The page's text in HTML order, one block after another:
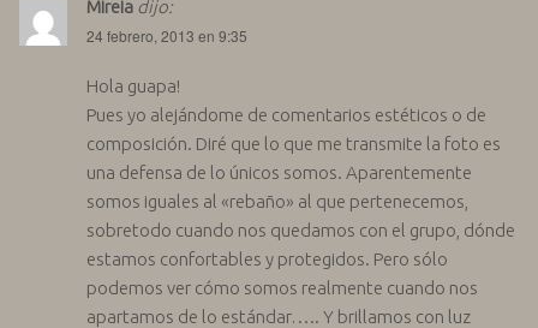
Mireia dijo:
24 febrero, 2013 en 9:35
Hola guapa!
Pues yo alejándome de comentarios estéticos o de
composición. Diré que lo que me transmite la foto es
una defensa de lo únicos somos. Aparentemente
somos iguales al «rebaño» al que pertenecemos,
sobretodo cuando nos quedamos con el grupo, dónde
estamos confortables y protegidos. Pero sólo
podemos ver cómo somos realmente cuando nos
apartamos de lo estándar….. Y brillamos con luz